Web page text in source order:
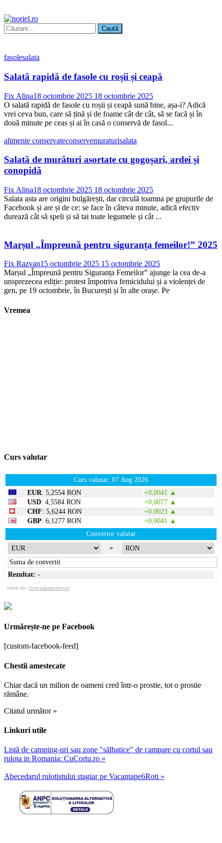
Caută
după:
fasolesalata
Salată rapidă de fasole cu roșii și ceapă
Fix Alina18 octombrie 2025 18 octombrie 2025
O salată rapidă de fasole cu roșii și ceapă sună bine, așa-i? Adică
vrei ceva bun, care să țină și de foame cât de cât, să se facă și în
două minute pe ceas și ai în casă o conservă de fasol...
alimente conservateconservemuraturisalata
Salată de murături asortate cu gogoșari, ardei și
conopidă
Fix Alina18 octombrie 2025 18 octombrie 2025
Salata asta are origini bulgărești, dar circulă toamna pe grupurile de
Facebook și are și de ce: se face în câteva minute, adică efectiv
durează cât să speli și să tai toate legumele și cât ...
Marșul „Împreună pentru siguranța femeilor!” 2025
Fix Razvan15 octombrie 2025 15 octombrie 2025
Marșul „Împreună pentru Siguranța Femeilor” ajunge la cea de-a
unsprezecea ediție: protest împotriva femicidului și a violenței de
gen, pe 19 octombrie, în București și în alte orașe. Pe
Vremea
Curs valutar
Curs valutar: 07 Aug 2026
EUR: 5,2554 RON
+0,0041 ▲
USD: 4,5584 RON
+0,0077 ▲
CHF: 5,6244 RON
+0,0023 ▲
GBP: 6,1277 RON
+0,0041 ▲
Convertor valutar
»
Rezultat: -
oferit de: curs-valutar-bnr.ro
Urmărește-ne pe Facebook
[custom-facebook-feed]
Chestii amestecate
Chiar dacă un milion de oameni cred într-o prostie, tot o prostie
rămâne.
Citatul următor »
Linkuri utile
Listă de camping-uri sau zone "sălbatice" de campare cu cortul sau
rulota in Romania: CuCortu.ro »
Abecedarul rulotistului stagiar pe Vacantape6Roti »